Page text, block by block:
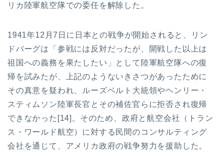
リカ陸軍航空隊での委任を解除した。
1941年12月7日に日本との戦争が開始されると、リン
ドバーグは「参戦には反対だったが、開戦した以上は
祖国への義務を果たしたい」として陸軍航空隊への復
帰を試みたが、上記のようないきさつがあったために
その真意を疑われ、ルーズベルト大統領やヘンリー・
スティムソン陸軍長官とその補佐官らに拒否され復帰
できなかった[14]。そのため、政府と航空会社（トラン
ス・ワールド航空）に対する民間のコンサルティング
会社を通じて、アメリカ政府の戦争努力を援助した。